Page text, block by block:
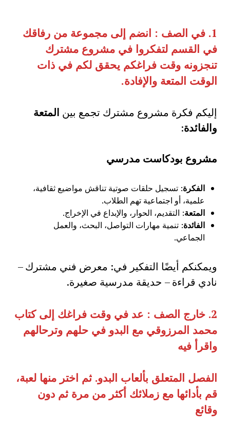
1. في الصف : انضم إلى مجموعة من رفاقك
في القسم لتفكروا في مشروع مشترك
تنجزونه وقت فراغكم يحقق لكم في ذات
الوقت المتعة والإفادة.
إليكم فكرة مشروع مشترك تجمع بين المتعة
والفائدة:
مشروع بودكاست مدرسي
الفكرة: تسجيل حلقات صوتية تناقش مواضيع ثقافية،
علمية، أو اجتماعية تهم الطلاب.
المتعة: التقديم، الحوار، والإبداع في الإخراج.
الفائدة: تنمية مهارات التواصل، البحث، والعمل
الجماعي.
ويمكنكم أيضًا التفكير في: معرض فني مشترك –
نادي قراءة – حديقة مدرسية صغيرة.
2. خارج الصف : عد في وقت فراغك إلى كتاب
محمد المرزوقي مع البدو في حلهم وترحالهم
واقرأ فيه
الفصل المتعلق بألعاب البدو. ثم اختر منها لعبة،
قم بأدائها مع زملائك أكثر من مرة ثم دون
وقائع